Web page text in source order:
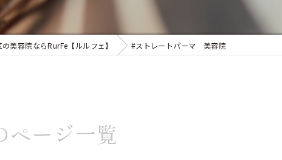
まつ毛パーマ
美容院ならRurFe【ルルフェ】 #ストレートパーマ 美容院
ージ一覧